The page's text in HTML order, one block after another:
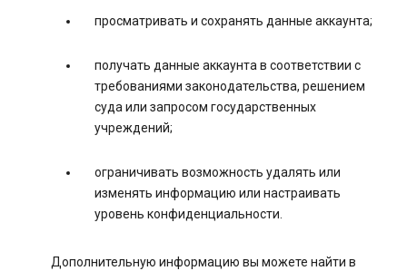
просматривать и сохранять данные аккаунта;
получать данные аккаунта в соответствии с
требованиями законодательства, решением
суда или запросом государственных
учреждений;
ограничивать возможность удалять или
изменять информацию или настраивать
уровень конфиденциальности.
Дополнительную информацию вы можете найти в